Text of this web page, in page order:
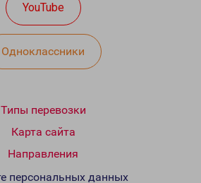
YouTube
Одноклассники
Типы перевозки
Карта сайта
Направления
персональных данных